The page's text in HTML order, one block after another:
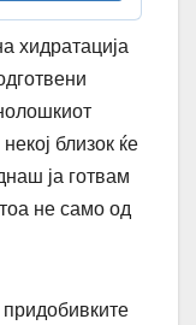
хидратација
близок ќе
ја готвам
не само од